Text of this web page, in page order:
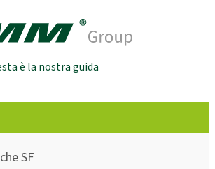
è la nostra guida
SF